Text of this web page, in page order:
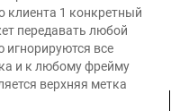
клиента 1 конкретный
передавать любой
все
и к любому фрейму
верхняя метка